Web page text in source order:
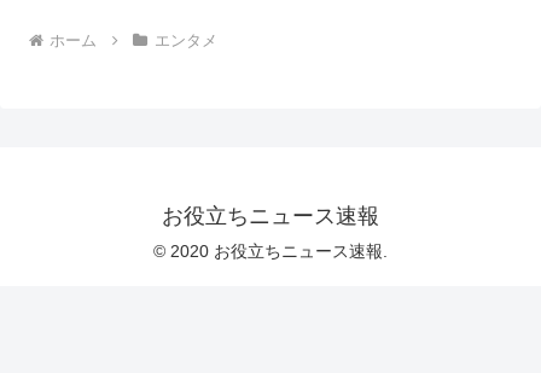
ホーム エンタメ
お役立ちニュース速報
© 2020 お役立ちニュース速報.